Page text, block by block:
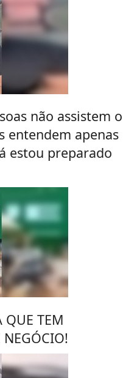
não assistem o
entendem apenas
estou preparado
TEM
NEGÓCIO!